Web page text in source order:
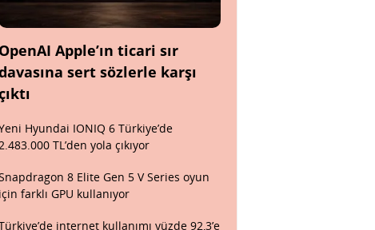
OpenAI Apple’ın ticari sır
sert sözlerle karşı
Hyundai IONIQ 6 Türkiye’de
TL’den yola çıkıyor
8 Elite Gen 5 V Series oyun
için farklı GPU kullanıyor
internet kullanımı yüzde 92,3’e